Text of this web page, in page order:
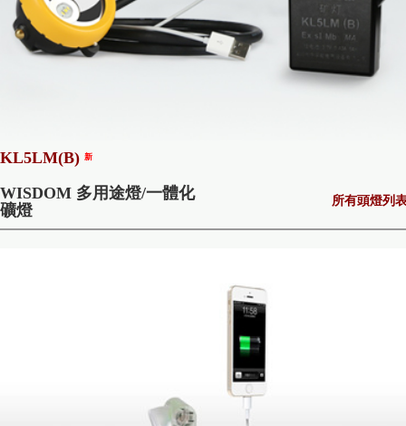
KL5LM(B) 新
WISDOM 多用途燈/一體化
礦燈
所有頭燈列